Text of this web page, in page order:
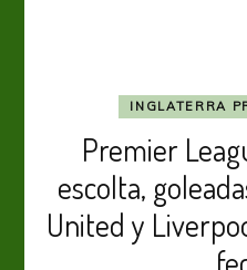
INGLATERRA
Premier
escolta,
United y